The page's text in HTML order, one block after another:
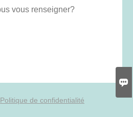
Politique de confidentialité
